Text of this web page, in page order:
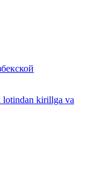
kirillga va